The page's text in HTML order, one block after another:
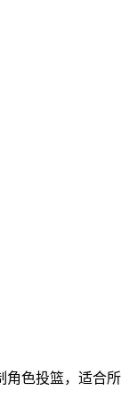
色投篮，适合所